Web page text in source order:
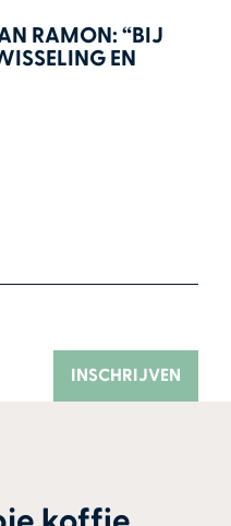
RAMON: “BIJ
EN